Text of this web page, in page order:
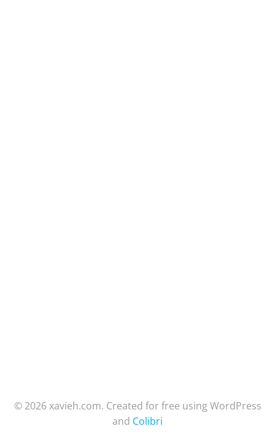
© 2026 xavieh.com. Created for free using WordPress
and Colibri